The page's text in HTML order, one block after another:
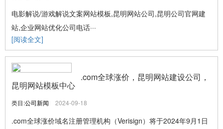
电影解说/游戏解说文案网站模板,昆明网站公司,昆明公司官网建
站,企业网站优化公司电话···
[阅读全文]
.com全球涨价，昆明网站建设公司，
昆明网站模板中心
类目:公司新闻 2024-09-18
.com全球涨价域名注册管理机构（Verisign）将于2024年9月1日